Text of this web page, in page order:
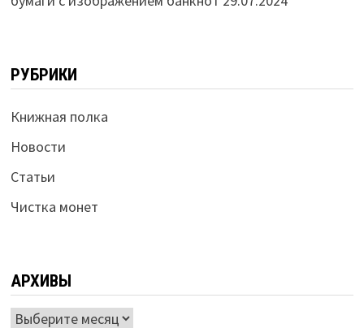
РУБРИКИ
Книжная полка
Новости
Статьи
Чистка монет
АРХИВЫ
Архивы